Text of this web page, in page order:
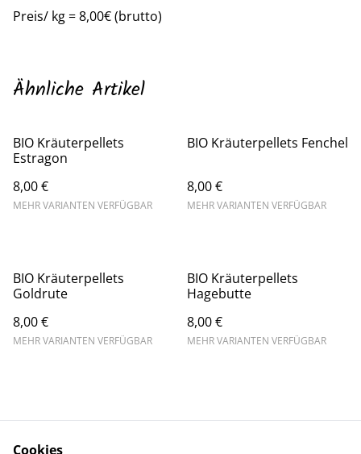
Preis/ kg = 8,00€ (brutto)
Ähnliche Artikel
BIO Kräuterpellets
Estragon
8,00 €
MEHR VARIANTEN VERFÜGBAR
BIO Kräuterpellets Fenchel
8,00 €
MEHR VARIANTEN VERFÜGBAR
BIO Kräuterpellets
Goldrute
8,00 €
MEHR VARIANTEN VERFÜGBAR
BIO Kräuterpellets
Hagebutte
8,00 €
MEHR VARIANTEN VERFÜGBAR
Cookies